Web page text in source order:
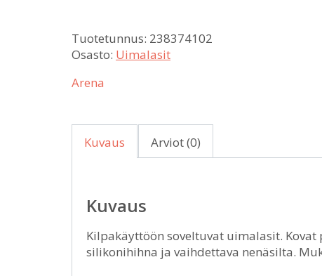
Tuotetunnus: 238374102
Osasto: Uimalasit
Arena
Kuvaus Arviot (0)
Kuvaus
Kilpakäyttöön soveltuvat uimalasit.
silikonihihna ja vaihdettava nenäsilta.